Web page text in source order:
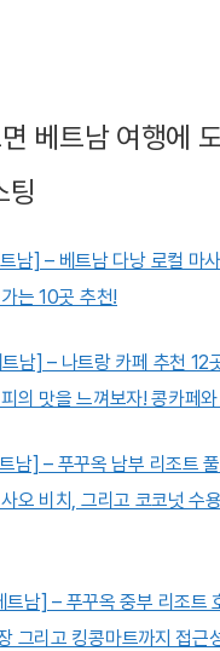
베트남 여행에
팅
남] – 베트남 다낭 로컬 마
는 10곳 추천!
남] – 나트랑 카페 추천 12
의 맛을 느껴보자! 콩카페와
남] – 푸꾸옥 남부 리조트
오 비치, 그리고 코코넛 수
남] – 푸꾸옥 중부 리조트
그리고 킹콩마트까지 접근